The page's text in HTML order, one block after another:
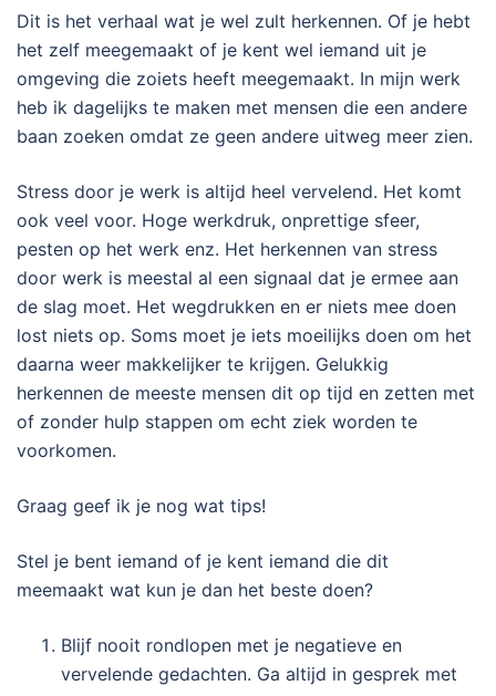
Dit is het verhaal wat je wel zult herkennen. Of je hebt
het zelf meegemaakt of je kent wel iemand uit je
omgeving die zoiets heeft meegemaakt. In mijn werk
heb ik dagelijks te maken met mensen die een andere
baan zoeken omdat ze geen andere uitweg meer zien.
Stress door je werk is altijd heel vervelend. Het komt
ook veel voor. Hoge werkdruk, onprettige sfeer,
pesten op het werk enz. Het herkennen van stress
door werk is meestal al een signaal dat je ermee aan
de slag moet. Het wegdrukken en er niets mee doen
lost niets op. Soms moet je iets moeilijks doen om het
daarna weer makkelijker te krijgen. Gelukkig
herkennen de meeste mensen dit op tijd en zetten met
of zonder hulp stappen om echt ziek worden te
voorkomen.
Graag geef ik je nog wat tips!
Stel je bent iemand of je kent iemand die dit
meemaakt wat kun je dan het beste doen?
Blijf nooit rondlopen met je negatieve en
vervelende gedachten. Ga altijd in gesprek met